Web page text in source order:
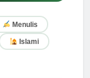
Menulis
Islami